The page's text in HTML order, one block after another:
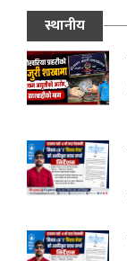
स्थानीय